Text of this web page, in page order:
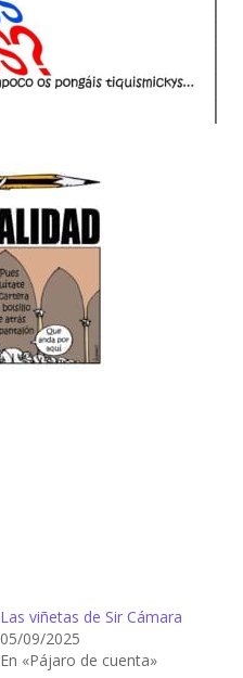
Las viñetas de Sir Cámara
05/09/2025
En «Pájaro de cuenta»